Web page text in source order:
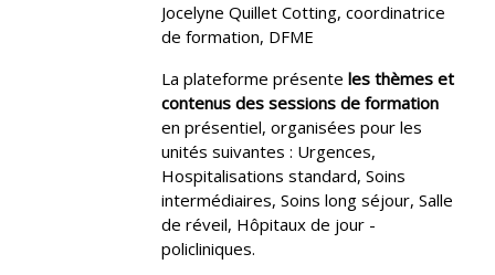
Jocelyne Quillet Cotting, coordinatrice
de formation, DFME
La plateforme présente les thèmes et
contenus des sessions de formation
en présentiel, organisées pour les
unités suivantes : Urgences,
Hospitalisations standard, Soins
intermédiaires, Soins long séjour, Salle
de réveil, Hôpitaux de jour -
policliniques.